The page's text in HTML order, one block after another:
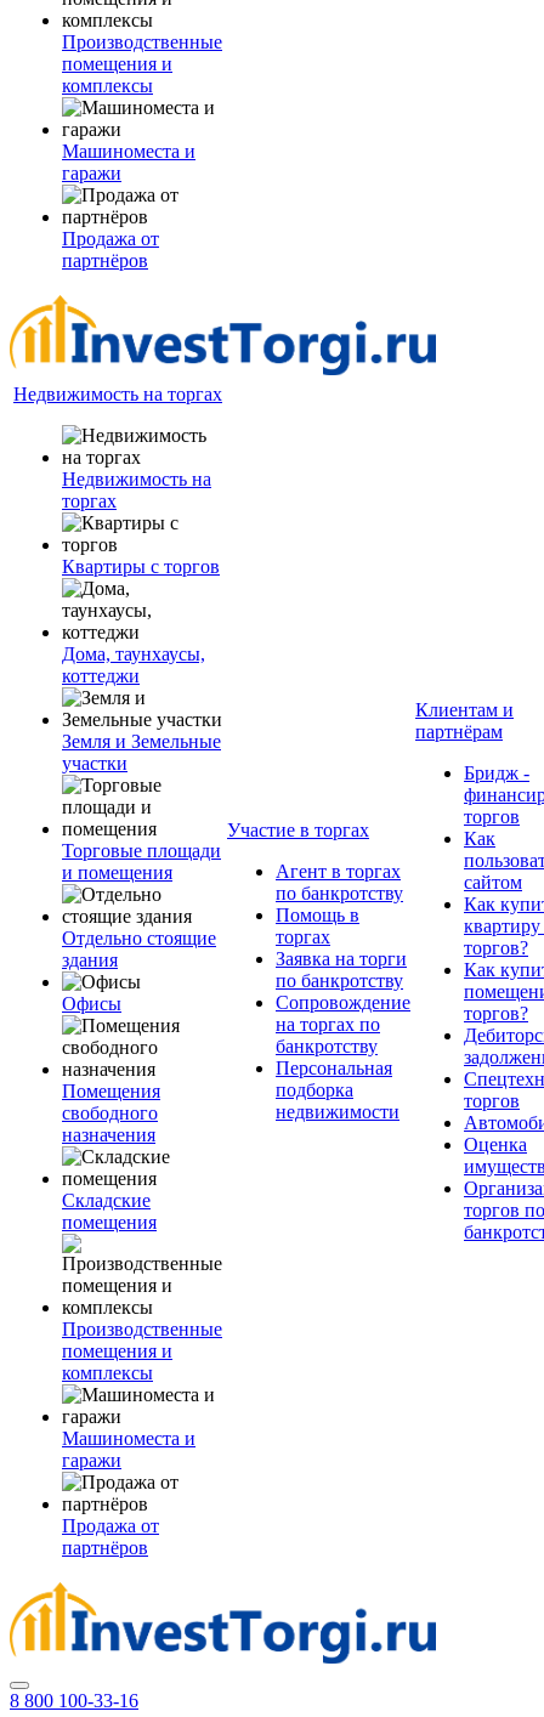
Производственные
помещения и
комплексы
Машиноместа и
гаражи
Продажа от
партнёров
Недвижимость на торгах
Недвижимость на
торгах
Квартиры с торгов
Дома, таунхаусы,
коттеджи
Земля и Земельные
участки
Торговые площади
и помещения
Отдельно стоящие
здания
Офисы
Помещения
свободного
назначения
Складские
помещения
Производственные
помещения и
комплексы
Машиноместа и
гаражи
Продажа от
партнёров
Участие в торгах
Агент в торгах
по банкротству
Помощь в
торгах
Заявка на торги
по банкротству
Сопровождение
на торгах по
банкротству
Персональная
подборка
недвижимости
Клиентам и
партнёрам
Бридж -
торгов
Как
сайтом
Как
квартиру
торгов?
Как
торгов?
торгов
Оценка
торгов по
8 800 100-33-16